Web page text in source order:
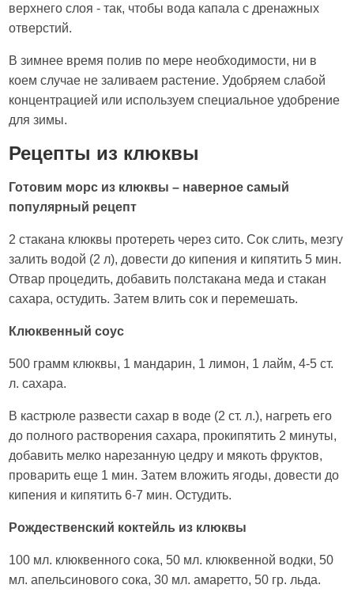
верхнего слоя - так, чтобы вода капала с дренажных
отверстий.
В зимнее время полив по мере необходимости, ни в
коем случае не заливаем растение. Удобряем слабой
концентрацией или используем специальное удобрение
для зимы.
Рецепты из клюквы
Готовим морс из клюквы – наверное самый
популярный рецепт
2 стакана клюквы протереть через сито. Сок слить, мезгу
залить водой (2 л), довести до кипения и кипятить 5 мин.
Отвар процедить, добавить полстакана меда и стакан
сахара, остудить. Затем влить сок и перемешать.
Клюквенный соус
500 грамм клюквы, 1 мандарин, 1 лимон, 1 лайм, 4-5 ст.
л. сахара.
В кастрюле развести сахар в воде (2 ст. л.), нагреть его
до полного растворения сахара, прокипятить 2 минуты,
добавить мелко нарезанную цедру и мякоть фруктов,
проварить еще 1 мин. Затем вложить ягоды, довести до
кипения и кипятить 6-7 мин. Остудить.
Рождественский коктейль из клюквы
100 мл. клюквенного сока, 50 мл. клюквенной водки, 50
мл. апельсинового сока, 30 мл. амаретто, 50 гр. льда.